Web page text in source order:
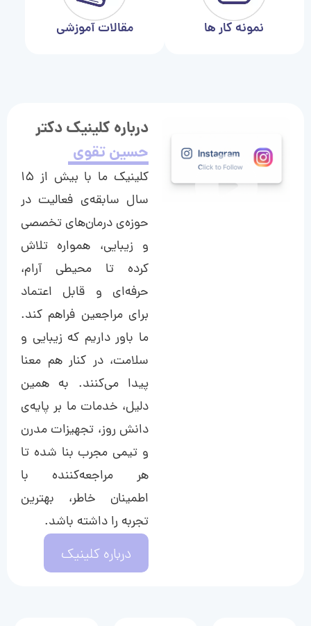
نمونه کار ها مقالات آموزشی
درباره کلینیک دکتر
حسین تقوی
کلینیک ما با بیش از ۱۵
سال سابقه‌ی فعالیت در
حوزه‌ی درمان‌های تخصصی
و زیبایی، همواره تلاش
کرده تا محیطی آرام،
حرفه‌ای و قابل اعتماد
برای مراجعین فراهم کند.
ما باور داریم که زیبایی و
سلامت، در کنار هم معنا
پیدا می‌کنند. به همین
دلیل، خدمات ما بر پایه‌ی
دانش روز، تجهیزات مدرن
و تیمی مجرب بنا شده تا
هر مراجعه‌کننده با
اطمینان خاطر، بهترین
تجربه را داشته باشد.
درباره کلینیک